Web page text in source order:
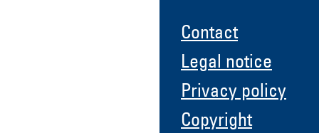
Contact
Legal notice
Privacy policy
Copyright